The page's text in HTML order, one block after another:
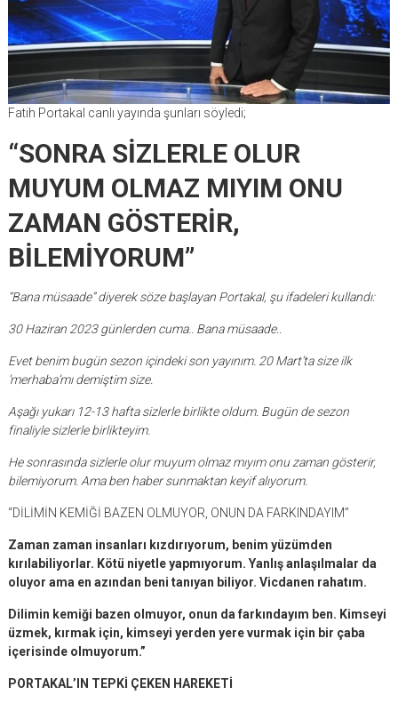
Fatih Portakal canlı yayında şunları söyledi;
“SONRA SİZLERLE OLUR
MUYUM OLMAZ MIYIM ONU
ZAMAN GÖSTERİR,
BİLEMİYORUM”
“Bana müsaade” diyerek söze başlayan Portakal, şu ifadeleri kullandı:
30 Haziran 2023 günlerden cuma.. Bana müsaade..
Evet benim bugün sezon içindeki son yayınım. 20 Mart’ta size ilk
‘merhaba’mı demiştim size.
Aşağı yukarı 12-13 hafta sizlerle birlikte oldum. Bugün de sezon
finaliyle sizlerle birlikteyim.
He sonrasında sizlerle olur muyum olmaz mıyım onu zaman gösterir,
bilemiyorum. Ama ben haber sunmaktan keyif alıyorum.
“DİLİMİN KEMİĞİ BAZEN OLMUYOR, ONUN DA FARKINDAYIM”
Zaman zaman insanları kızdırıyorum, benim yüzümden
kırılabiliyorlar. Kötü niyetle yapmıyorum. Yanlış anlaşılmalar da
oluyor ama en azından beni tanıyan biliyor. Vicdanen rahatım.
Dilimin kemiği bazen olmuyor, onun da farkındayım ben. Kimseyi
üzmek, kırmak için, kimseyi yerden yere vurmak için bir çaba
içerisinde olmuyorum.”
PORTAKAL’IN TEPKİ ÇEKEN HAREKETİ